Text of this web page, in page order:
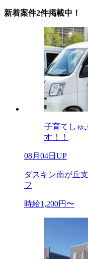
新着案件2件掲載中！
子育てしゅ
す！！
08月04日UP
ダスキン南が丘
フ
時給1,200円〜